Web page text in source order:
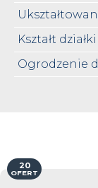
Kształt działki
Ogrodzenie
20
OFERT